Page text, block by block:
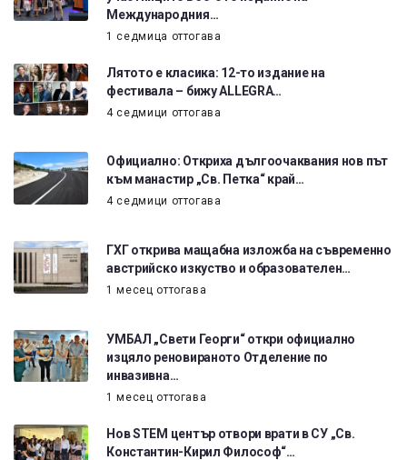
Международния…
1 седмица оттогава
Лятото е класика: 12-то издание на
фестивала – бижу ALLEGRA…
4 седмици оттогава
Официално: Откриха дългоочаквания нов път
към манастир „Св. Петка“ край…
4 седмици оттогава
ГХГ открива мащабна изложба на съвременно
австрийско изкуство и образователен…
1 месец оттогава
УМБАЛ „Свети Георги“ откри официално
изцяло реновираното Отделение по
инвазивна…
1 месец оттогава
Нов STEM център отвори врати в СУ „Св.
Константин-Кирил Философ“…